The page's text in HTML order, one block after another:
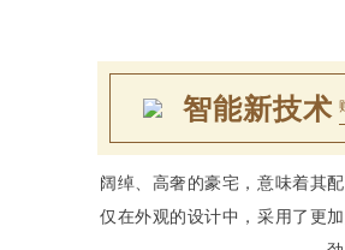
智能新技术
阔绰、高奢的豪宅，意味着其
仅在外观的设计中，采用了更